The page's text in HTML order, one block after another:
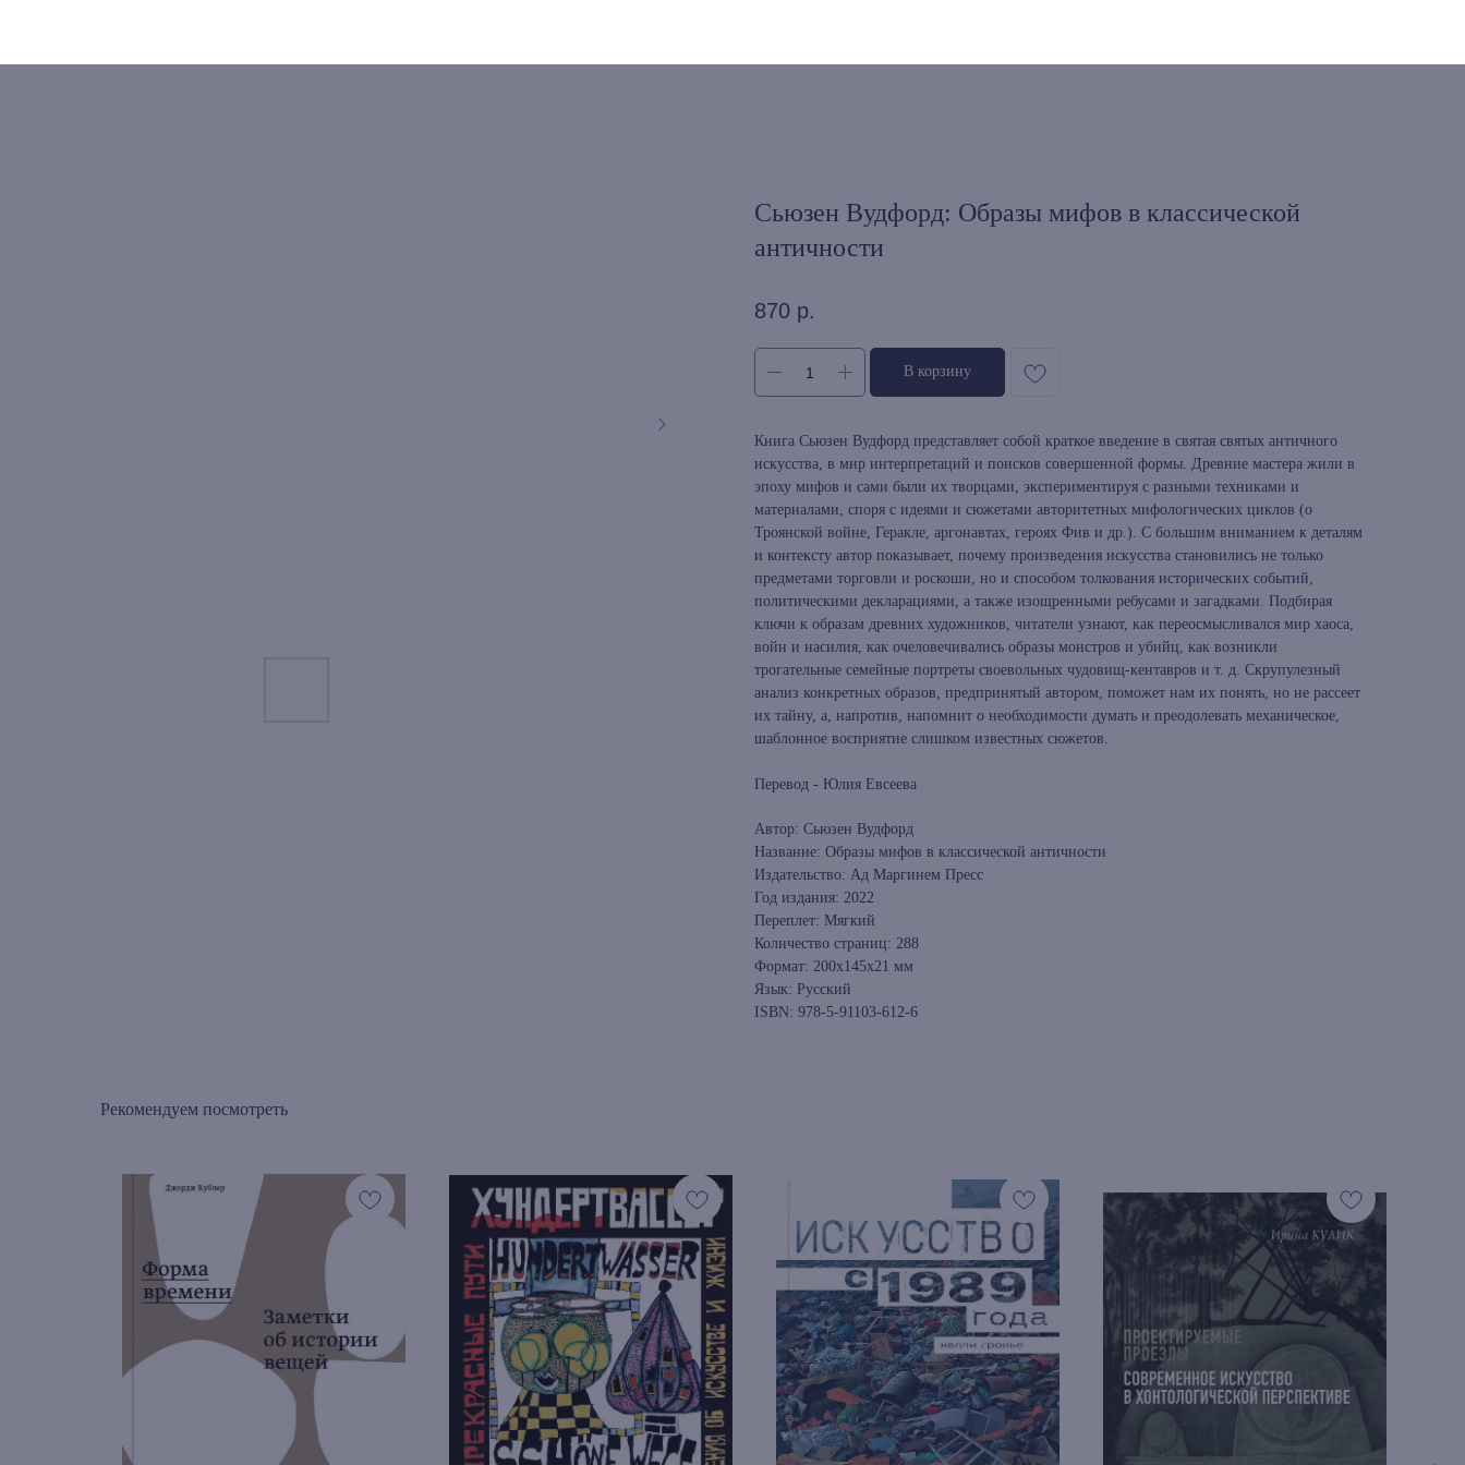
Сьюзен Вудфорд: Образы мифов в классической
античности
870 р.
В корзину
Книга Сьюзен Вудфорд представляет собой краткое введение в святая святых античного
искусства, в мир интерпретаций и поисков совершенной формы. Древние мастера жили в
эпоху мифов и сами были их творцами, экспериментируя с разными техниками и
материалами, споря с идеями и сюжетами авторитетных мифологических циклов (о
Троянской войне, Геракле, аргонавтах, героях Фив и др.). С большим вниманием к деталям
и контексту автор показывает, почему произведения искусства становились не только
предметами торговли и роскоши, но и способом толкования исторических событий,
политическими декларациями, а также изощренными ребусами и загадками. Подбирая
ключи к образам древних художников, читатели узнают, как переосмысливался мир хаоса,
войн и насилия, как очеловечивались образы монстров и убийц, как возникли
трогательные семейные портреты своевольных чудовищ-кентавров и т. д. Скрупулезный
анализ конкретных образов, предпринятый автором, поможет нам их понять, но не рассеет
их тайну, а, напротив, напомнит о необходимости думать и преодолевать механическое,
шаблонное восприятие слишком известных сюжетов.
Перевод - Юлия Евсеева
Автор: Сьюзен Вудфорд
Название: Образы мифов в классической античности
Издательство: Ад Маргинем Пресс
Год издания: 2022
Переплет: Мягкий
Количество страниц: 288
Формат: 200x145x21 мм
Язык: Русский
ISBN: 978-5-91103-612-6
Рекомендуем посмотреть